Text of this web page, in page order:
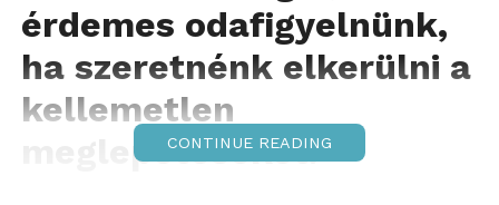
érdemes odafigyelnünk,
ha szeretnénk elkerülni a
kellemetlen
meglepetéseket.
CONTINUE READING